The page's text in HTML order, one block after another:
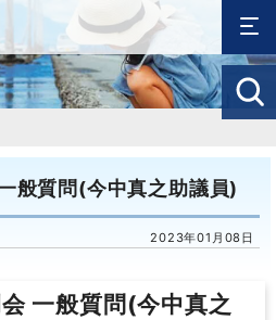
般質問(今中真之助議員)
2023年01月08日
一般質問(今中真之